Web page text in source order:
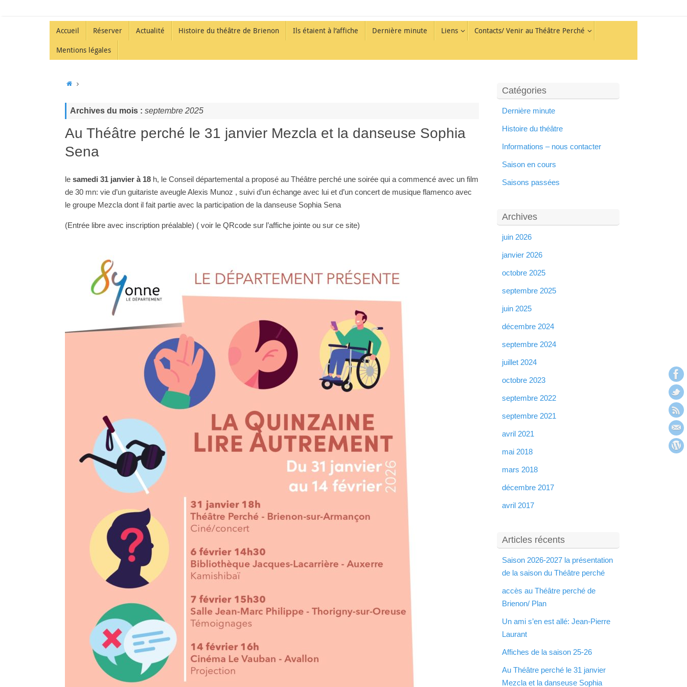
Accueil Réserver Actualité Histoire du théâtre de Brienon Ils étaient à l’affiche Dernière minute Liens
Contacts/ Venir au Théâtre Perché
Mentions légales
Archives du mois : septembre 2025
Au Théâtre perché le 31 janvier Mezcla et la danseuse Sophia
Sena
le samedi 31 janvier à 18 h, le Conseil départemental a proposé au Théâtre perché une soirée qui a commencé avec un film
de 30 mn: vie d’un guitariste aveugle Alexis Munoz , suivi d’un échange avec lui et d’un concert de musique flamenco avec
le groupe Mezcla dont il fait partie avec la participation de la danseuse Sophia Sena
(Entrée libre avec inscription préalable) ( voir le QRcode sur l’affiche jointe ou sur ce site)
Catégories
Dernière minute
Histoire du théâtre
Informations – nous contacter
Saison en cours
Saisons passées
Archives
juin 2026
janvier 2026
octobre 2025
septembre 2025
juin 2025
décembre 2024
septembre 2024
juillet 2024
octobre 2023
septembre 2022
septembre 2021
avril 2021
mai 2018
mars 2018
décembre 2017
avril 2017
Articles récents
Saison 2026-2027 la présentation
de la saison du Théâtre perché
accès au Théâtre perché de
Brienon/ Plan
Un ami s’en est allé: Jean-Pierre
Laurant
Affiches de la saison 25-26
Au Théâtre perché le 31 janvier
Mezcla et la danseuse Sophia